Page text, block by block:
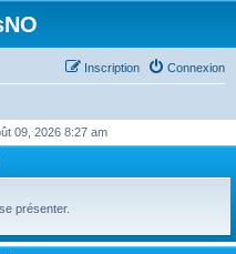
Connexion
Inscription
09, 2026 8:27 am
présenter.